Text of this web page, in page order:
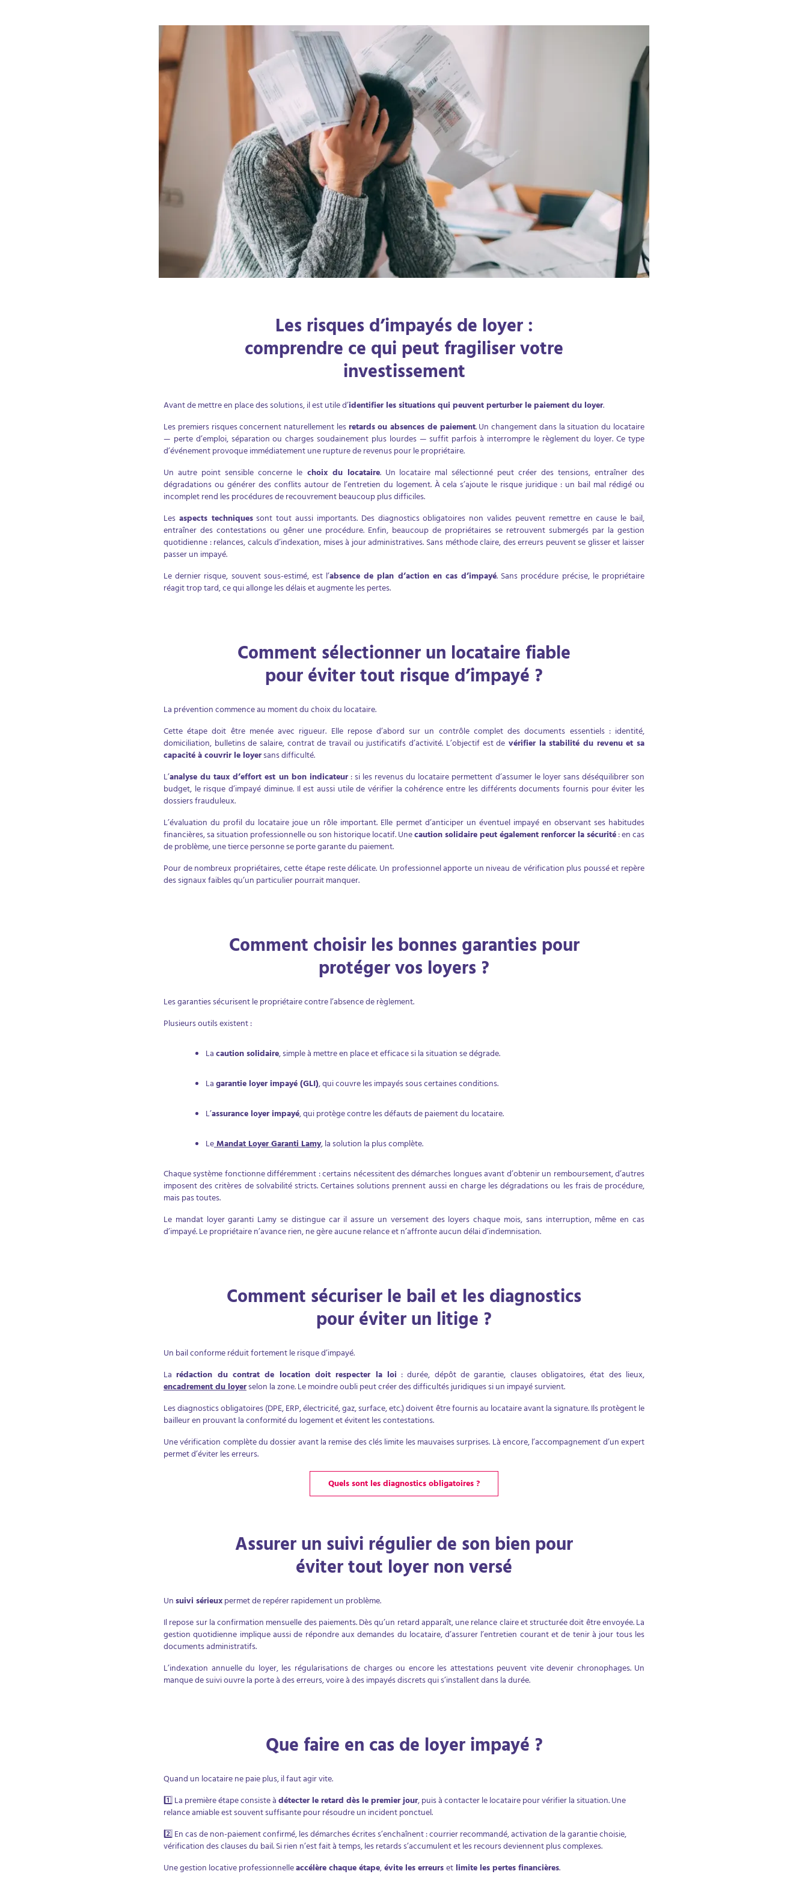
Les risques d’impayés de loyer :
comprendre ce qui peut fragiliser votre
investissement
Avant de mettre en place des solutions, il est utile d’identifier les situations qui peuvent perturber le paiement du loyer.
Les premiers risques concernent naturellement lesretards ou absences de paiement. Un changement dans la situation du locataire
— perte d’emploi, séparation ou charges soudainement plus lourdes — suffit parfois à interrompre le règlement du loyer. Ce type
d’événement provoque immédiatement une rupture de revenus pour le propriétaire.
Un autre point sensible concerne lechoix du locataire. Un locataire mal sélectionné peut créer des tensions, entraîner des
dégradations ou générer des conflits autour de l’entretien du logement. À cela s’ajoute le risque juridique : un bail mal rédigé ou
incomplet rend les procédures de recouvrement beaucoup plus difficiles.
Les aspects techniquessont tout aussi importants. Des diagnostics obligatoires non valides peuvent remettre en cause le bail,
entraîner des contestations ou gêner une procédure. Enfin, beaucoup de propriétaires se retrouvent submergés par la gestion
quotidienne : relances, calculs d’indexation, mises à jour administratives. Sans méthode claire, des erreurs peuvent se glisser et laisser
passer un impayé.
Le dernier risque, souvent sous-estimé, est l’absence de plan d’action en cas d’impayé. Sans procédure précise, le propriétaire
réagit trop tard, ce qui allonge les délais et augmente les pertes.
Comment sélectionner un locataire fiable
pour éviter tout risque d’impayé ?
La prévention commence au moment du choix du locataire.
Cette étape doit être menée avec rigueur. Elle repose d’abord sur un contrôle complet des documents essentiels : identité,
domiciliation, bulletins de salaire, contrat de travail ou justificatifs d’activité. L’objectif est de vérifier la stabilité du revenu et sa
capacité à couvrir le loyersans difficulté.
L’analyse du taux d’effort est un bon indicateur: si les revenus du locataire permettent d’assumer le loyer sans déséquilibrer son
budget, le risque d’impayé diminue. Il est aussi utile de vérifier la cohérence entre les différents documents fournis pour éviter les
dossiers frauduleux.
L’évaluation du profil du locataire joue un rôle important. Elle permet d’anticiper un éventuel impayé en observant ses habitudes
financières, sa situation professionnelle ou son historique locatif. Unecaution solidaire peut également renforcer la sécurité: en cas
de problème, une tierce personne se porte garante du paiement.
Pour de nombreux propriétaires, cette étape reste délicate. Un professionnel apporte un niveau de vérification plus poussé et repère
des signaux faibles qu’un particulier pourrait manquer.
Comment choisir les bonnes garanties pour
protéger vos loyers ?
Les garanties sécurisent le propriétaire contre l’absence de règlement.
Plusieurs outils existent :
Lacaution solidaire, simple à mettre en place et efficace si la situation se dégrade.
Lagarantie loyer impayé (GLI), qui couvre les impayés sous certaines conditions.
L’assurance loyer impayé, qui protège contre les défauts de paiement du locataire.
LeMandat Loyer Garanti Lamy, la solution la plus complète.
Chaque système fonctionne différemment : certains nécessitent des démarches longues avant d’obtenir un remboursement, d’autres
imposent des critères de solvabilité stricts. Certaines solutions prennent aussi en charge les dégradations ou les frais de procédure,
mais pas toutes.
Le mandat loyer garanti Lamy se distingue car il assure un versement des loyers chaque mois, sans interruption, même en cas
d’impayé. Le propriétaire n’avance rien, ne gère aucune relance et n’affronte aucun délai d’indemnisation.
Comment sécuriser le bail et les diagnostics
pour éviter un litige ?
Un bail conforme réduit fortement le risque d’impayé.
Larédaction du contrat de location doit respecter la loi : durée, dépôt de garantie, clauses obligatoires, état des lieux,
encadrement du loyerselon la zone. Le moindre oubli peut créer des difficultés juridiques si un impayé survient.
Les diagnostics obligatoires (DPE, ERP, électricité, gaz, surface, etc.) doivent être fournis au locataire avant la signature. Ils protègent le
bailleur en prouvant la conformité du logement et évitent les contestations.
Une vérification complète du dossier avant la remise des clés limite les mauvaises surprises. Là encore, l’accompagnement d’un expert
permet d’éviter les erreurs.
Quels sont les diagnostics obligatoires ?
Assurer un suivi régulier de son bien pour
éviter tout loyer non versé
Unsuivi sérieuxpermet de repérer rapidement un problème.
Il repose sur la confirmation mensuelle des paiements. Dès qu’un retard apparaît, une relance claire et structurée doit être envoyée. La
gestion quotidienne implique aussi de répondre aux demandes du locataire, d’assurer l’entretien courant et de tenir à jour tous les
documents administratifs.
L’indexation annuelle du loyer, les régularisations de charges ou encore les attestations peuvent vite devenir chronophages. Un
manque de suivi ouvre la porte à des erreurs, voire à des impayés discrets qui s’installent dans la durée.
Que faire en cas de loyer impayé ?
Quand un locataire ne paie plus, il faut agir vite.
1️⃣ La première étape consiste àdétecter le retard dès le premier jour, puis à contacter le locataire pour vérifier la situation. Une
relance amiable est souvent suffisante pour résoudre un incident ponctuel.
2️⃣ En cas de non-paiement confirmé, les démarches écrites s’enchaînent : courrier recommandé, activation de la garantie choisie,
vérification des clauses du bail. Si rien n’est fait à temps, les retards s’accumulent et les recours deviennent plus complexes.
Une gestion locative professionnelleaccélère chaque étape,évite les erreursetlimite les pertes financières.